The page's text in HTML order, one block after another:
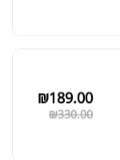
₪60.00